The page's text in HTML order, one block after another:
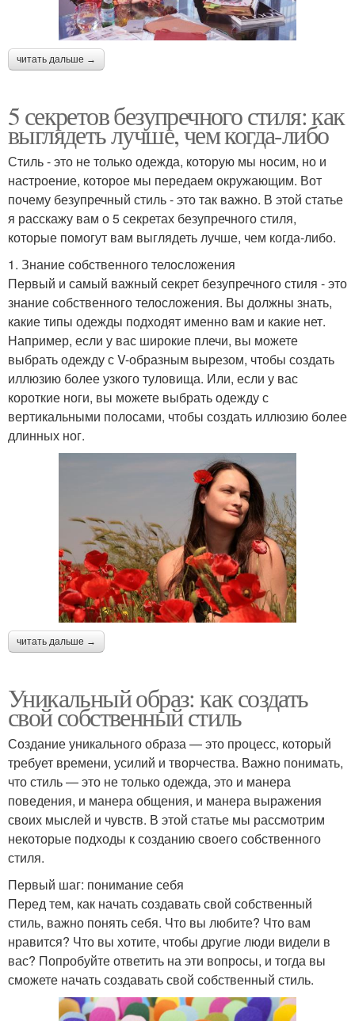
читать дальше →
5 секретов безупречного стиля: как
выглядеть лучше, чем когда-либо
Стиль - это не только одежда, которую мы носим, но и
настроение, которое мы передаем окружающим. Вот
почему безупречный стиль - это так важно. В этой статье
я расскажу вам о 5 секретах безупречного стиля,
которые помогут вам выглядеть лучше, чем когда-либо.
1. Знание собственного телосложения
Первый и самый важный секрет безупречного стиля - это
знание собственного телосложения. Вы должны знать,
какие типы одежды подходят именно вам и какие нет.
Например, если у вас широкие плечи, вы можете
выбрать одежду с V-образным вырезом, чтобы создать
иллюзию более узкого туловища. Или, если у вас
короткие ноги, вы можете выбрать одежду с
вертикальными полосами, чтобы создать иллюзию более
длинных ног.
читать дальше →
Уникальный образ: как создать
свой собственный стиль
Создание уникального образа — это процесс, который
требует времени, усилий и творчества. Важно понимать,
что стиль — это не только одежда, это и манера
поведения, и манера общения, и манера выражения
своих мыслей и чувств. В этой статье мы рассмотрим
некоторые подходы к созданию своего собственного
стиля.
Первый шаг: понимание себя
Перед тем, как начать создавать свой собственный
стиль, важно понять себя. Что вы любите? Что вам
нравится? Что вы хотите, чтобы другие люди видели в
вас? Попробуйте ответить на эти вопросы, и тогда вы
сможете начать создавать свой собственный стиль.